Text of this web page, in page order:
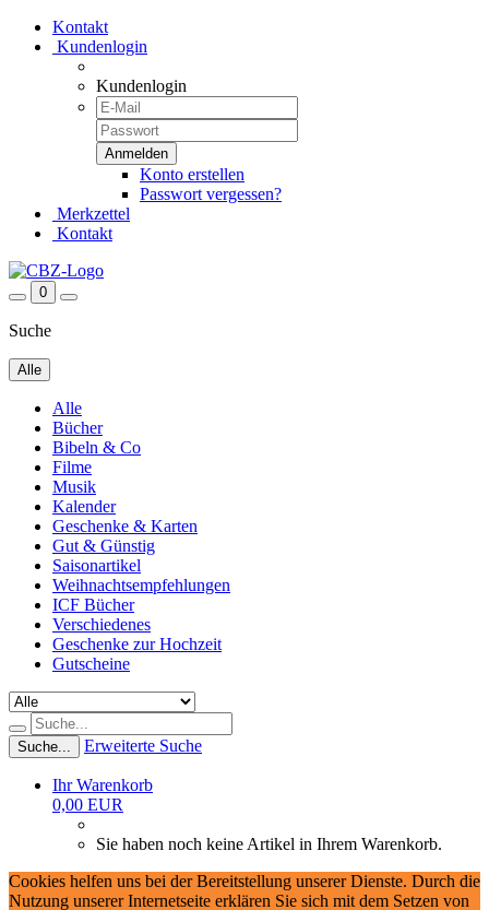
Kontakt
Kundenlogin
Kundenlogin
Konto erstellen
Passwort vergessen?
Merkzettel
Kontakt
0
Suche
Alle
Alle
Bücher
Bibeln & Co
Filme
Musik
Kalender
Geschenke & Karten
Gut & Günstig
Saisonartikel
Weihnachtsempfehlungen
ICF Bücher
Verschiedenes
Geschenke zur Hochzeit
Gutscheine
Suche... Erweiterte Suche
Ihr Warenkorb
0,00 EUR
Sie haben noch keine Artikel in Ihrem Warenkorb.
Cookies helfen uns bei der Bereitstellung unserer Dienste. Durch die
Nutzung unserer Internetseite erklären Sie sich mit dem Setzen von